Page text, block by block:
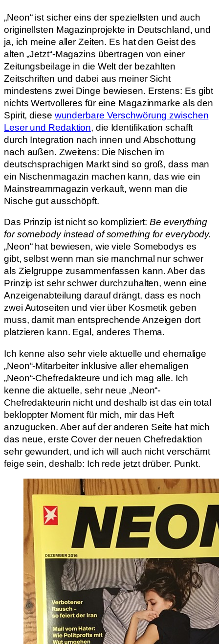
„Neon“ ist sicher eins der speziellsten und auch
originellsten Magazinprojekte in Deutschland, und
ja, ich meine aller Zeiten. Es hat den Geist des
alten „Jetzt“-Magazins übertragen von einer
Zeitungsbeilage in die Welt der bezahlten
Zeitschriften und dabei aus meiner Sicht
mindestens zwei Dinge bewiesen. Erstens: Es gibt
nichts Wertvolleres für eine Magazinmarke als den
Spirit, diese wunderbare Verschwörung zwischen
Leser und Redaktion, die Identifikation schafft
durch Integration nach innen und Abschottung
nach außen. Zweitens: Die Nischen im
deutschsprachigen Markt sind so groß, dass man
ein Nischenmagazin machen kann, das wie ein
Mainstreammagazin verkauft, wenn man die
Nische gut ausschöpft.
Das Prinzip ist nicht so kompliziert:Be everything
for somebody instead of something for everybody.
„Neon“ hat bewiesen, wie viele Somebodys es
gibt, selbst wenn man sie manchmal nur schwer
als Zielgruppe zusammenfassen kann. Aber das
Prinzip ist sehr schwer durchzuhalten, wenn eine
Anzeigenabteilung darauf drängt, dass es noch
zwei Autoseiten und vier über Kosmetik geben
muss, damit man entsprechende Anzeigen dort
platzieren kann. Egal, anderes Thema.
Ich kenne also sehr viele aktuelle und ehemalige
„Neon“-Mitarbeiter inklusive aller ehemaligen
„Neon“-Chefredakteure und ich mag alle. Ich
kenne die aktuelle, sehr neue „Neon“-
Chefredakteurin nicht und deshalb ist das ein total
bekloppter Moment für mich, mir das Heft
anzugucken. Aber auf der anderen Seite hat mich
das neue, erste Cover der neuen Chefredaktion
sehr gewundert, und ich will auch nicht verschämt
feige sein, deshalb: Ich rede jetzt drüber. Punkt.